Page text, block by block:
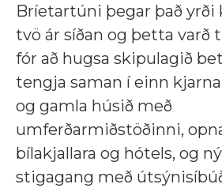
Bríetartúni þegar það yrði
tvö ár síðan og þetta varð
fór að hugsa skipulagið
tengja saman í einn
og gamla húsið með
umferðarmiðstöðinni,
bílakjallara og hótels, og
stigagang með